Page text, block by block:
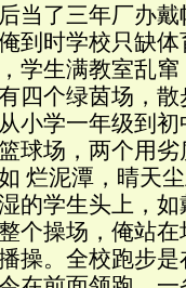
了三年厂办戴
到时学校只缺
学生满教室乱
四个绿茵场，
小学一年级到
球场，两个用
烂泥潭，晴天
的学生头上，
个操场，俺站
操。全校跑步